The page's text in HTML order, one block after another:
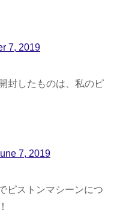
7, 2019
封したものは、私のピ
7, 2019
ピストンマシーンにつ